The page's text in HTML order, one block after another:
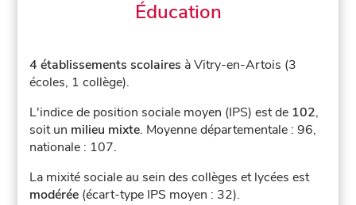
Éducation
4 établissements scolaires à Vitry-en-Artois (3
écoles, 1 collège).
L'indice de position sociale moyen (IPS) est de 102,
soit un milieu mixte. Moyenne départementale : 96,
nationale : 107.
La mixité sociale au sein des collèges et lycées est
modérée (écart-type IPS moyen : 32).